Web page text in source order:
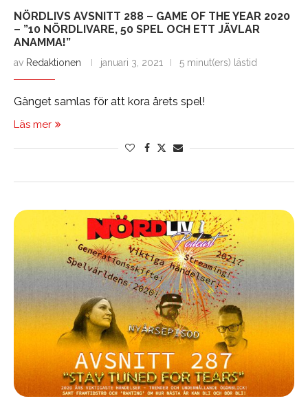
NÖRDLIVS AVSNITT 288 – GAME OF THE YEAR 2020
– ”10 NÖRDLIVARE, 50 SPEL OCH ETT JÄVLAR
ANAMMA!”
av Redaktionen januari 3, 2021 5 minut(ers) lästid
Gänget samlas för att kora årets spel!
Läs mer